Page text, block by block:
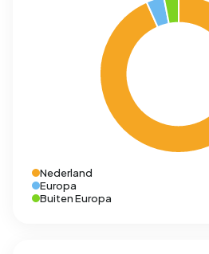
Nederland
Europa
Buiten Europa